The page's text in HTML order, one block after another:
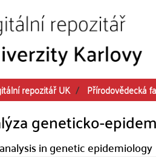
repozitář UK Přírodovědecká
geneticko-
in genetic epidemiology